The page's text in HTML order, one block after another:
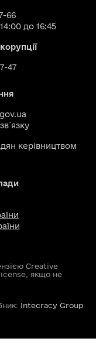
66
до 16:45
47
керівництвом
Creative
якщо не
Intecracy Group